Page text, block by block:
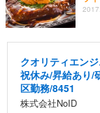
クオリティエン
祝休み/昇給あり/
区勤務/8451
株式会社NoID